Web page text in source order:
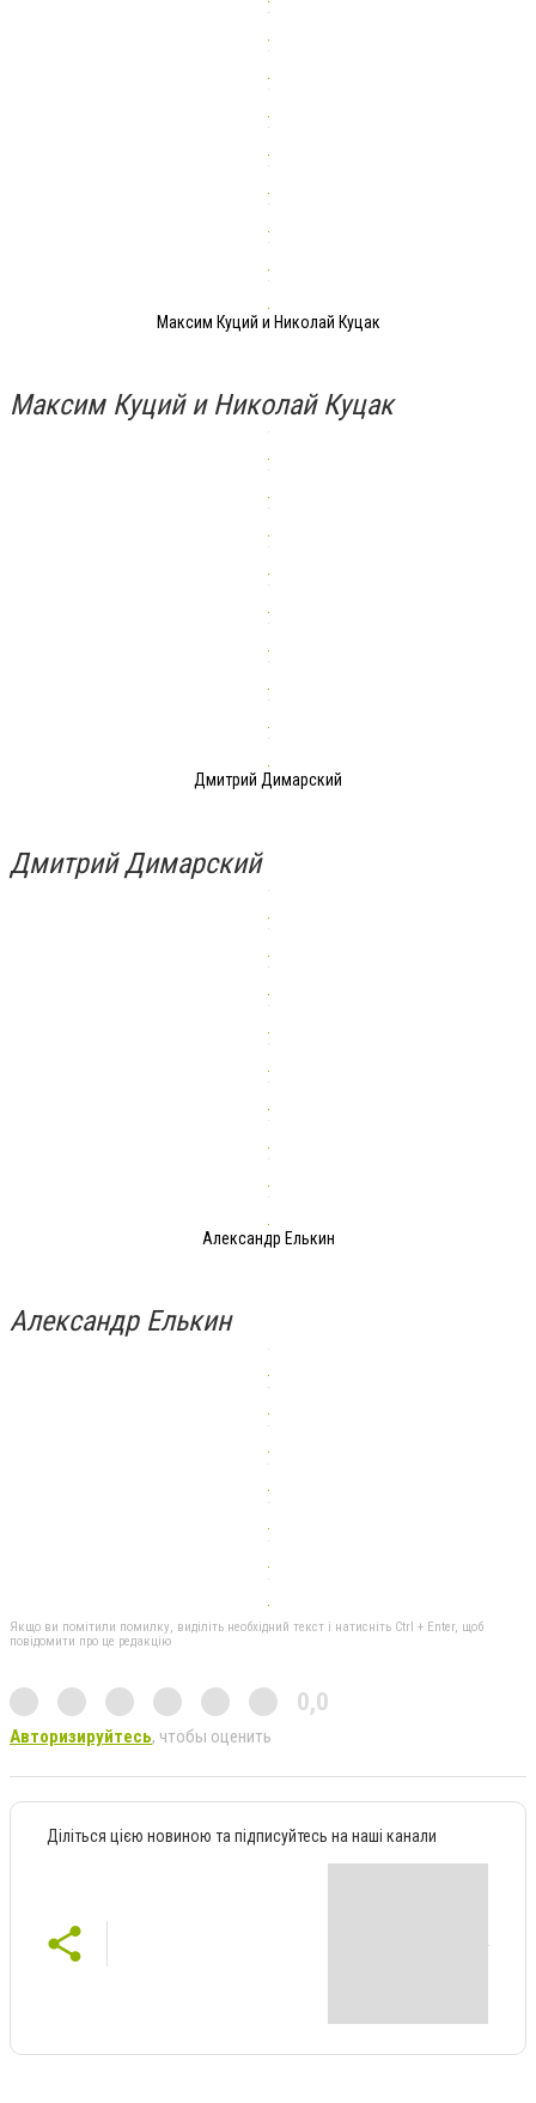
Максим Куций и Николай Куцак
Максим Куций и Николай Куцак
Дмитрий Димарский
Дмитрий Димарский
Александр Елькин
Александр Елькин
Якщо ви помітили помилку, виділіть необхідний текст і натисніть Ctrl + Enter, щоб
повідомити про це редакцію
0,0
Авторизируйтесь, чтобы оценить
Діліться цією новиною та підписуйтесь на наші канали